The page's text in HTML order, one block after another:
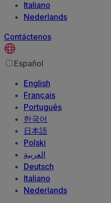
Italiano
Nederlands
Contáctenos
Español
English
Français
Português
한국어
日本語
Polski
العربية‏
Deutsch
Italiano
Nederlands